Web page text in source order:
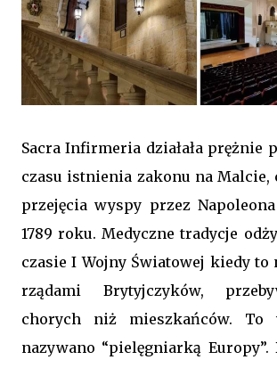
Sacra Infirmeria działała prężnie
czasu istnienia zakonu na Malcie,
przejęcia wyspy przez
1789 roku. Medyczne tradycje
czasie I Wojny Światowej kiedy to
rządami Brytyjczyków,
chorych niż mieszkańców. To
nazywano “pielęgniarką